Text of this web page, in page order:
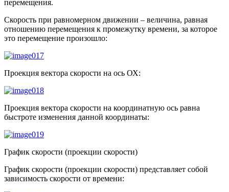
перемещения.
Скорость при равномерном движении – величина, равная
отношению перемещения к промежутку времени, за которое
это перемещение произошло:
Проекция вектора скорости на ось ОХ:
Проекция вектора скорости на координатную ось равна
быстроте изменения данной координаты:
График скорости (проекции скорости)
График скорости (проекции скорости) представляет собой
зависимость скорости от времени: